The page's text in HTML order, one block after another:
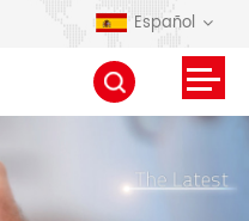
Español